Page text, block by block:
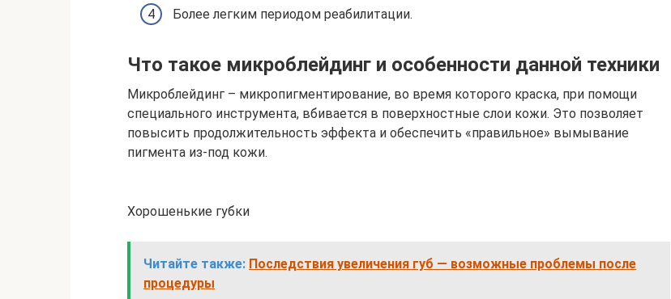
Более легким периодом реабилитации.
Что такое микроблейдинг и особенности данной техники
Микроблейдинг – микропигментирование, во время которого краска, при помощи
специального инструмента, вбивается в поверхностные слои кожи. Это позволяет
повысить продолжительность эффекта и обеспечить «правильное» вымывание
пигмента из-под кожи.
Хорошенькие губки
Читайте также: Последствия увеличения губ — возможные проблемы после
процедуры